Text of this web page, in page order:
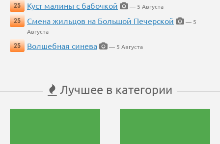
25
Куст малины с бабочкой
— 5 Августа
25
Смена жильцов на Большой Печерской
— 5
Августа
25
Волшебная синева — 5 Августа
Лучшее в категории